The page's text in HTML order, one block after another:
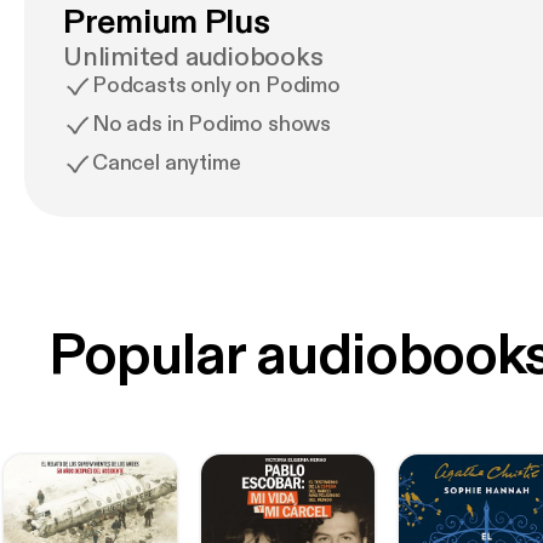
Premium Plus
Unlimited audiobooks
Podcasts only on Podimo
No ads in Podimo shows
Cancel anytime
Popular